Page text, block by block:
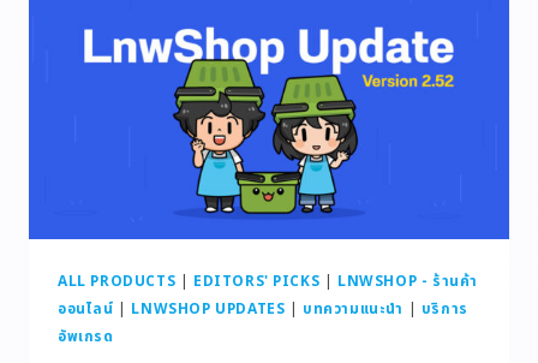
ALL PRODUCTS | EDITORS' PICKS | LNWSHOP - ร้านค้า
ออนไลน์ | LNWSHOP UPDATES | บทความแนะนำ | บริการ
อัพเกรด